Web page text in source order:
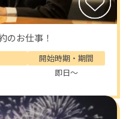
のお仕事！
開始時期・期間
即日～